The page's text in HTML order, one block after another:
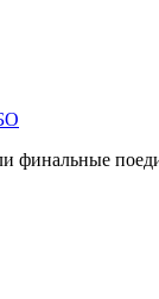
финальные